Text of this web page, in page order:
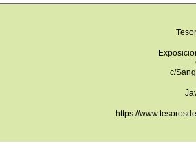
c/
https://